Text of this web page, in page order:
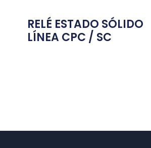
RELÉ ESTADO SÓLIDO
LÍNEA CPC / SC